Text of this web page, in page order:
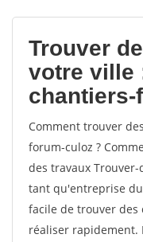
Trouver
votre ville
chantiers-
Comment trouver
forum-culoz ?
des travaux
tant qu'entreprise
facile de trouver des
réaliser rapidement.